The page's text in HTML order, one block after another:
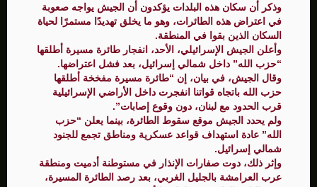
وذكر أن سكان هذه البلدات يؤكدون أن الجيش يواجه صعوبة
في اعتراض هذه الطائرات، وهو ما يخلق تهديدًا مستمرًا لحياة
السكان الذين بقوا في المنطقة.
وأعلن الجيش الإسرائيلي، الأحد، انفجار طائرة مسيرة أطلقها
“حزب الله” داخل شمالي إسرائيل، بعد فشل اعتراضها.
وقال الجيش، في بيان، إن “طائرة مسيرة مفخخة أطلقها
حزب الله باتجاه قواتنا انفجرت داخل الأراضي الإسرائيلية
قرب الحدود مع لبنان، دون وقوع إصابات”.
ولم يحدد الجيش موقع سقوط الطائرة، بينما يعلن “حزب
الله” عادة استهداف قواعد عسكرية ومناطق تجمع للجنود
شمالي إسرائيل.
وإثر ذلك، دوت صفارات الإنذار في مستوطنة أدميت ومنطقة
عرب العرامشة بالجليل الغربي، بعد رصد الطائرة المسيرة،